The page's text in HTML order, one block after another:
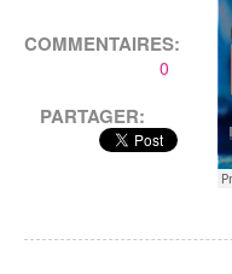
COMMENTAIRES:
0
PARTAGER: